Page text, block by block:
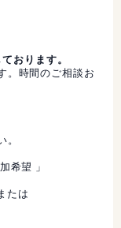
おります。
。時間のご相談お
希望 」
たは